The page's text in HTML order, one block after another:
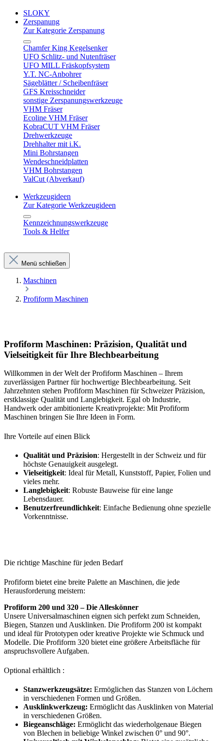
SLOKY
Zerspanung
Zur Kategorie Zerspanung
Chamfer King Kegelsenker
UFO Schlitz- und Nutenfräser
UFO MILL Fräskopfsystem
Y.T. NC-Anbohrer
Sägeblätter / Scheibenfräser
GFS Kreisschneider
sonstige Zerspanungswerkzeuge
VHM Fräser
Ecoline VHM Fräser
KobraCUT VHM Fräser
Drehwerkzeuge
Drehhalter mit i.K.
Mini Bohrstangen
Wendeschneidplatten
VHM Bohrstangen
ValCut (Abverkauf)
Werkzeugideen
Zur Kategorie Werkzeugideen
Kennzeichnungswerkzeuge
Tools & Helfer
Menü schließen
Maschinen
Profiform Maschinen
Profiform Maschinen: Präzision, Qualität und
Vielseitigkeit für Ihre Blechbearbeitung
Willkommen in der Welt der Profiform Maschinen – Ihrem
zuverlässigen Partner für hochwertige Blechbearbeitung. Seit
Jahrzehnten stehen Profiform Maschinen für Schweizer Präzision,
erstklassige Qualität und Langlebigkeit. Egal ob Industrie,
Handwerk oder ambitionierte Kreativprojekte: Mit Profiform
Maschinen bringen Sie Ihre Ideen in Form.
Ihre Vorteile auf einen Blick
Qualität und Präzision: Hergestellt in der Schweiz und für
höchste Genauigkeit ausgelegt.
Vielseitigkeit: Ideal für Metall, Kunststoff, Papier, Folien und
vieles mehr.
Langlebigkeit: Robuste Bauweise für eine lange
Lebensdauer.
Benutzerfreundlichkeit: Einfache Bedienung ohne spezielle
Vorkenntnisse.
Die richtige Maschine für jeden Bedarf
Profiform bietet eine breite Palette an Maschinen, die jede
Herausforderung meistern:
Profiform 200 und 320 – Die Alleskönner
Unsere Universalmaschinen eignen sich perfekt zum Schneiden,
Biegen, Stanzen und Ausklinken. Die Profiform 200 ist kompakt
und ideal für Prototypen oder kreative Projekte wie Schmuck und
Modelle. Die Profiform 320 bietet eine größere Arbeitsfläche für
anspruchsvollere Aufgaben.
Optional erhältlich :
Stanzwerkzeugsätze: Ermöglichen das Stanzen von Löchern
in verschiedenen Formen und Größen.
Ausklinkwerkzeug: Ermöglicht das Ausklinken von Material
in verschiedenen Größen.
Biegeanschläge: Ermöglicht das wiederholgenaue Biegen
von Blechen in beliebige Winkel zwischen 0° und 90°.